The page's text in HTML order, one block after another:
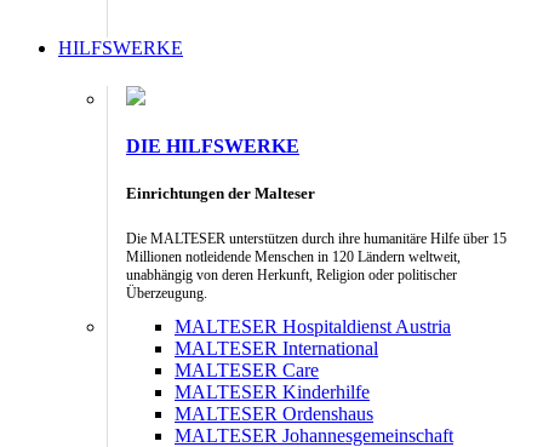
HILFSWERKE
DIE HILFSWERKE
Einrichtungen der Malteser
Die MALTESER unterstützen durch ihre humanitäre Hilfe über 15
Millionen notleidende Menschen in 120 Ländern weltweit,
unabhängig von deren Herkunft, Religion oder politischer
Überzeugung.
MALTESER Hospitaldienst Austria
MALTESER International
MALTESER Care
MALTESER Kinderhilfe
MALTESER Ordenshaus
MALTESER Johannesgemeinschaft